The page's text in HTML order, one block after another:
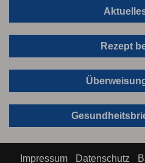
Rezept
Impressum Datenschutz